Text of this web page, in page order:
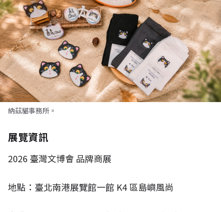
納茲貓事務所。
展覽資訊
2026 臺灣文博會 品牌商展
地點：臺北南港展覽館一館 K4區島嶼風尚